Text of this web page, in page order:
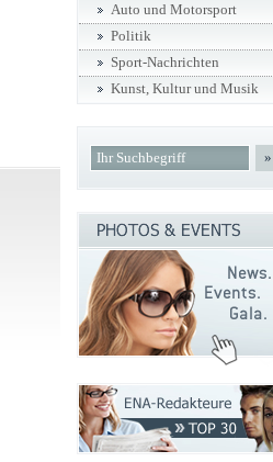
Auto und Motorsport
Politik
Sport-Nachrichten
Kunst, Kultur und Musik
»